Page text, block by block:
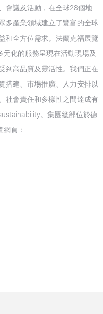
會議及活動，在全球28個地
多產業領域建立了豐富的全球
和全方位需求。法蘭克福展覽
化的服務呈現在活動現場及
到高品質及靈活性。我們正在
搭建、市場推廣、人力安排以
社會責任和多樣性之間達成有
。集團總部位於德
頁：